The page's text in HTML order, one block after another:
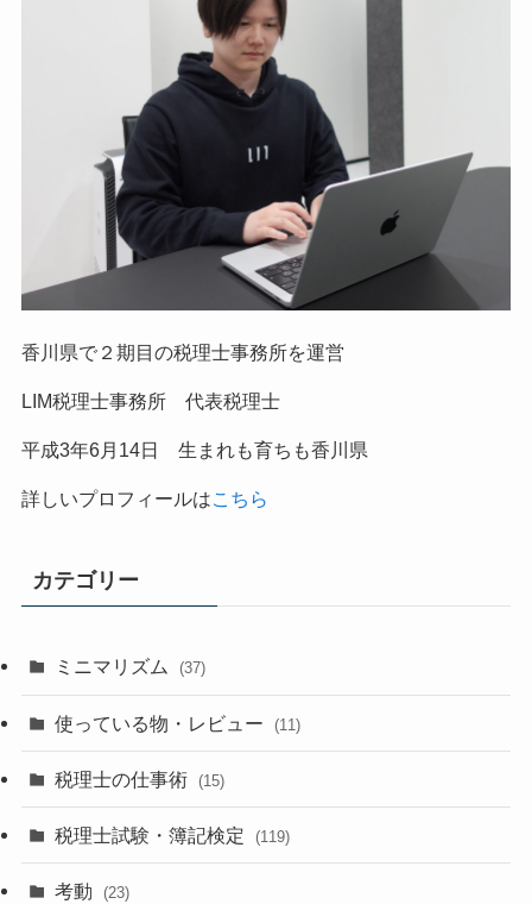
香川県で２期目の税理士事務所を運営
LIM税理士事務所 代表税理士
平成3年6月 14日 生まれも育ちも香川県
詳しいプロフィールはこちら
カテゴリー
ミニマリズム (37)
使っている物・レビュー (11)
税理士の仕事術 (15)
税理士試験・簿記検定 (119)
考動 (23)